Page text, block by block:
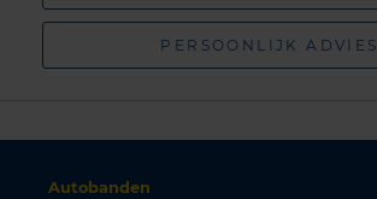
PERSOONLIJK ADVIES
Autobanden